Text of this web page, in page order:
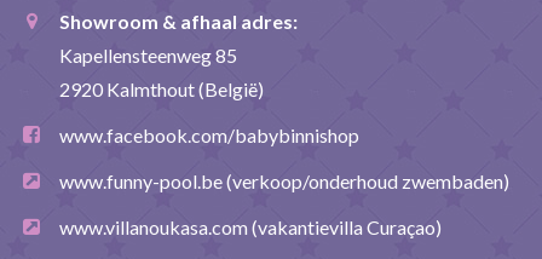
Showroom & afhaal adres:
Kapellensteenweg 85
2920 Kalmthout (België)
www.facebook.com/babybinnishop
www.funny-pool.be(verkoop/onderhoud zwembaden)
www.villanoukasa.com (vakantievilla Curaçao)